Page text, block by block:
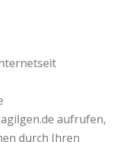
aufrufen,
durch Ihren